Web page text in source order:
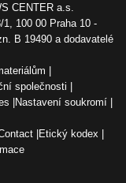
CENTER a.s.
100 00 Praha 10 -
B 19490 a dodavatelé
společnosti
Nastavení soukromí
Etický kodex